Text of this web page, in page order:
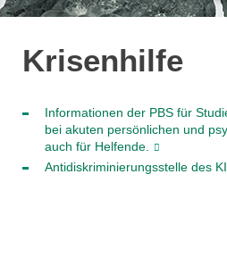
Krisenhilfe
Informationen der PBS für
bei akuten persönlichen und
auch für Helfende.
Antidiskriminierungsstelle des